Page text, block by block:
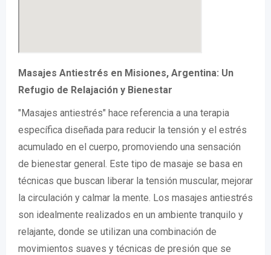
Masajes Antiestrés en Misiones, Argentina: Un
Refugio de Relajación y Bienestar
"Masajes antiestrés" hace referencia a una terapia
específica diseñada para reducir la tensión y el estrés
acumulado en el cuerpo, promoviendo una sensación
de bienestar general. Este tipo de masaje se basa en
técnicas que buscan liberar la tensión muscular, mejorar
la circulación y calmar la mente. Los masajes antiestrés
son idealmente realizados en un ambiente tranquilo y
relajante, donde se utilizan una combinación de
movimientos suaves y técnicas de presión que se